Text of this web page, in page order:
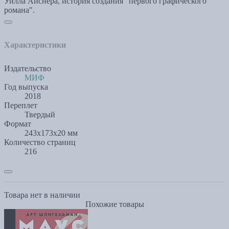
романа".
Характеристики
Издательство
МИФ
Год выпуска
2018
Переплет
Твердый
Формат
243x173x20 мм
Количество страниц
216
Товара нет в наличии
Похожие товары